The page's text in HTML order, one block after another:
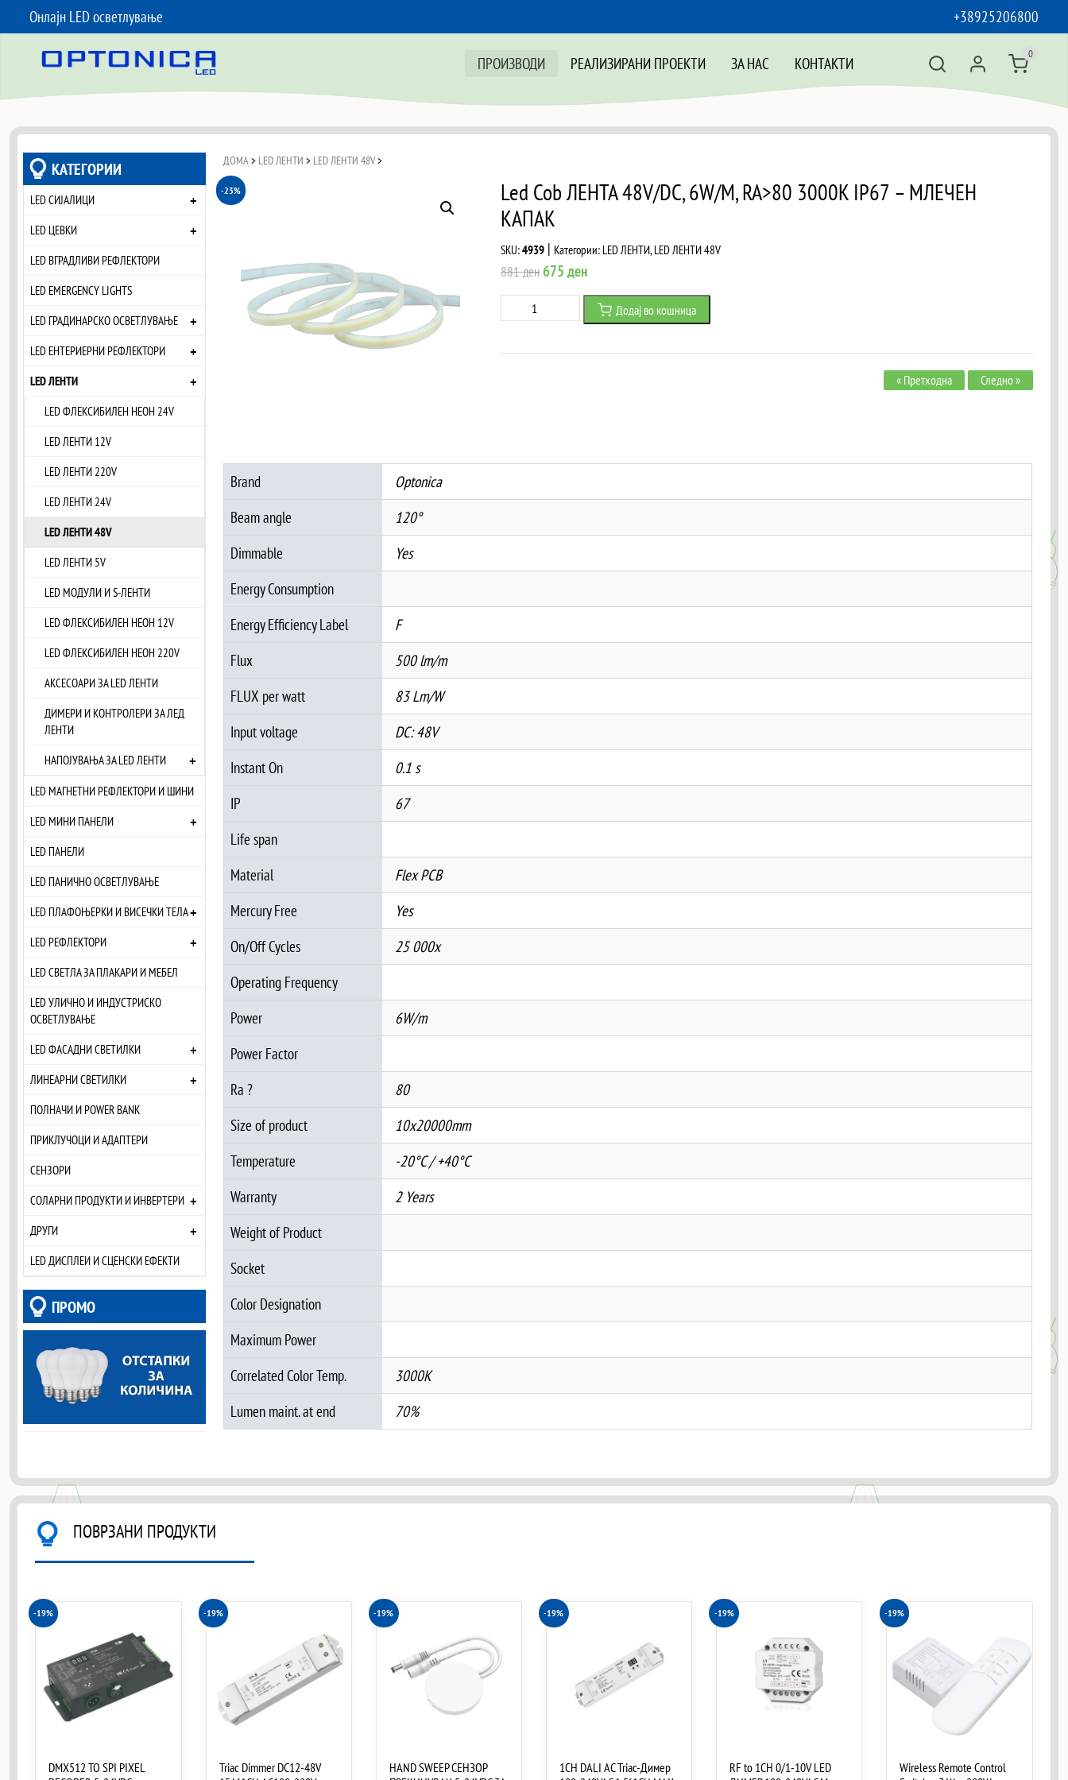
Онлајн LED осветлување
+38925206800
ПРОИЗВОДИ
РЕАЛИЗИРАНИ ПРОЕКТИ ЗА НАС КОНТАКТИ 0
КАТЕГОРИИ
LED СИЈАЛИЦИ +
LED ЦЕВКИ +
LED ВГРАДЛИВИ РЕФЛЕКТОРИ
LED EMERGENCY LIGHTS
LED ГРАДИНАРСКО ОСВЕТЛУВАЊЕ
+
LED ЕНТЕРИЕРНИ РЕФЛЕКТОРИ +
LED ЛЕНТИ
LED ФЛЕКСИБИЛЕН НЕОН 24V
LED ЛЕНТИ 12V
LED ЛЕНТИ 220V
LED ЛЕНТИ 24V
LED ЛЕНТИ 48V
LED ЛЕНТИ 5V
LED МОДУЛИ И S-ЛЕНТИ
LED ФЛЕКСИБИЛЕН НЕОН 12V
LED ФЛЕКСИБИЛЕН НЕОН 220V
АКСЕСОАРИ ЗА LED ЛЕНТИ
ДИМЕРИ И КОНТРОЛЕРИ ЗА ЛЕД
ЛЕНТИ
НАПОЈУВАЊА ЗА LED ЛЕНТИ
+
+
LED МАГНЕТНИ РЕФЛЕКТОРИ И ШИНИ
LED МИНИ ПАНЕЛИ
+
LED ПАНЕЛИ
LED ПАНИЧНО ОСВЕТЛУВАЊЕ
LED ПЛАФОЊЕРКИ И ВИСЕЧКИ ТЕЛА+
LED РЕФЛЕКТОРИ +
LED СВЕТЛА ЗА ПЛАКАРИ И МЕБЕЛ
LED УЛИЧНО И ИНДУСТРИСКО
ОСВЕТЛУВАЊЕ
LED ФАСАДНИ СВЕТИЛКИ
+
ЛИНЕАРНИ СВЕТИЛКИ +
ПОЛНАЧИ И POWER BANK
ПРИКЛУЧОЦИ И АДАПТЕРИ
СЕНЗОРИ
СОЛАРНИ ПРОДУКТИ И ИНВЕРТЕРИ +
ДРУГИ +
LED ДИСПЛЕИ И СЦЕНСКИ ЕФЕКТИ
ПРОМО
ДОМА > LED ЛЕНТИ > LED ЛЕНТИ 48V>
-23%
Led Cob ЛЕНТА 48V/DC, 6W/M, RA>80 3000K IP67 – МЛЕЧЕН
КАПАК
SKU:4939 | Категории: LED ЛЕНТИ,LED ЛЕНТИ 48V
881денOriginal
price
675денCurrent
price
Cob
ЛЕНТА
IP67
МЛЕЧЕН
Додај во кошница
« Претходна Следно »
Brand
Optonica
Beam angle
120°
Dimmable
Yes
Energy Consumption
Energy Efficiency Label
F
Flux
500 lm/m
FLUX per watt
83 Lm/W
Input voltage
DC: 48V
Instant On
0.1 s
IP
67
Life span
Material
Flex PCB
Mercury Free
Yes
On/Off Cycles
25 000x
Operating Frequency
Power
6W/m
Power Factor
Ra ?
80
Size of product
10x20000mm
Temperature
-20°C / +40°C
Warranty
2 Years
Weight of Product
Socket
Color Designation
Maximum Power
Correlated Color Temp.
3000K
Lumen maint. at end
70%
ПОВРЗАНИ ПРОДУКТИ
-19%
DMX512 TO SPI PIXEL
-19%
Triac Dimmer DC12-48V
-19%
HAND SWEEP СЕНЗОР
-19%
1CH DALI AC Triac-Димер
-19%
RF to 1CH 0/1-10V LED
-19%
Wireless Remote Control